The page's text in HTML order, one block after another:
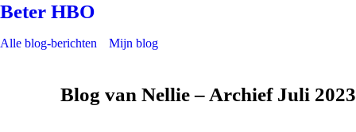
Beter HBO
Alle blog-berichten Mijn blog
Blog van Nellie – Archief Juli